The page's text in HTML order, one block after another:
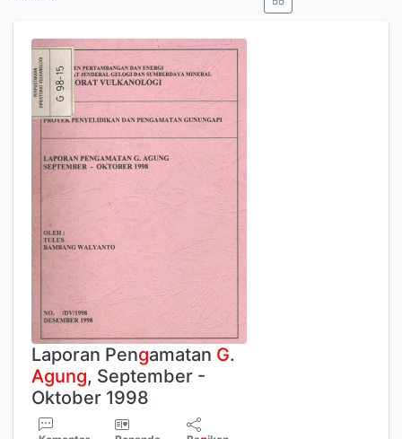
Laporan Pengamatan G.
Agung, September -
Oktober 1998